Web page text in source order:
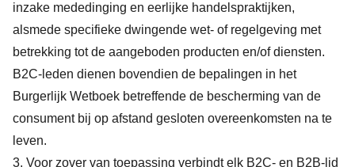
inzake mededinging en eerlijke handelspraktijken,
alsmede specifieke dwingende wet- of regelgeving met
betrekking tot de aangeboden producten en/of diensten.
B2C-leden dienen bovendien de bepalingen in het
Burgerlijk Wetboek betreffende de bescherming van de
consument bij op afstand gesloten overeenkomsten na te
leven.
3. Voor zover van toepassing verbindt elk B2C- en B2B-lid